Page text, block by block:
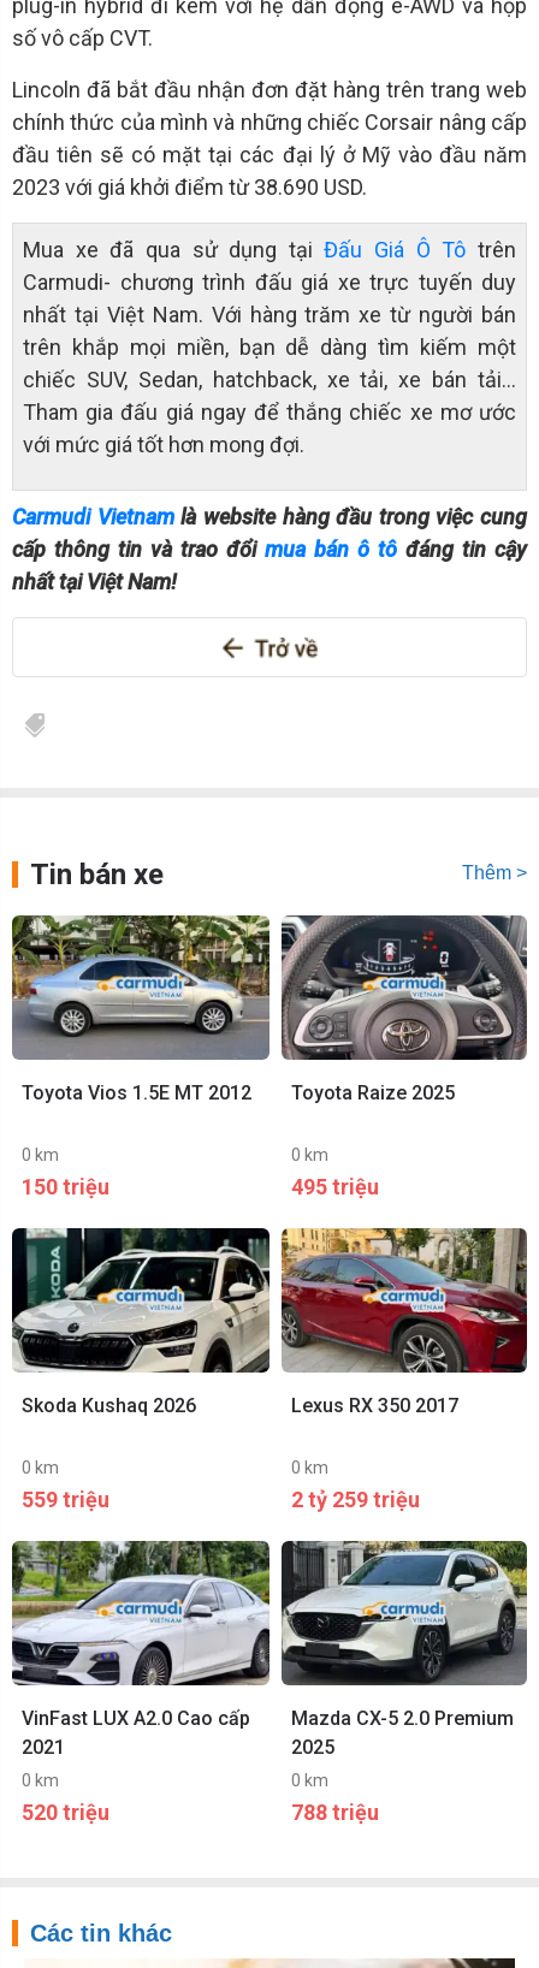
plug-in hybrid đi kèm với hệ dẫn động e-AWD và hộp
số vô cấp CVT.
Lincoln đã bắt đầu nhận đơn đặt hàng trên trang web
chính thức của mình và những chiếc Corsair nâng cấp
đầu tiên sẽ có mặt tại các đại lý ở Mỹ vào đầu năm
2023 với giá khởi điểm từ 38.690 USD.
Mua xe đã qua sử dụng tạiĐấu Giá Ô Tô trên
Carmudi- chương trình đấu giá xe trực tuyến duy
nhất tại Việt Nam. Với hàng trăm xe từ người bán
trên khắp mọi miền, bạn dễ dàng tìm kiếm một
chiếc SUV, Sedan, hatchback, xe tải, xe bán tải…
Tham gia đấu giá ngay để thắng chiếc xe mơ ước
với mức giá tốt hơn mong đợi.
Carmudi Vietnamlà website hàng đầu trong việc cung
cấp thông tin và trao đổi mua bán ô tô đáng tin cậy
nhất tại Việt Nam!
Tin bán xe Thêm >
Toyota Vios 1.5E MT 2012
0 km
150 triệu
Toyota Raize 2025
0 km
495 triệu
Skoda Kushaq 2026
0 km
559 triệu
Lexus RX 350 2017
0 km
2 tỷ 259 triệu
VinFast LUX A2.0 Cao cấp
2021
0 km
520 triệu
Mazda CX-5 2.0 Premium
2025
0 km
788 triệu
Các tin khác